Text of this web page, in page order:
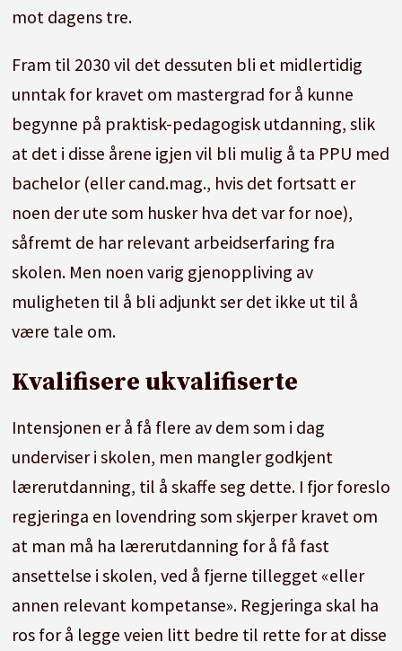
mot dagens tre.
Fram til 2030 vil det dessuten bli et midlertidig
unntak for kravet om mastergrad for å kunne
begynne på praktisk-pedagogisk utdanning, slik
at det i disse årene igjen vil bli mulig å ta PPU med
bachelor (eller cand.mag., hvis det fortsatt er
noen der ute som husker hva det var for noe),
såfremt de har relevant arbeidserfaring fra
skolen. Men noen varig gjenoppliving av
muligheten til å bli adjunkt ser det ikke ut til å
være tale om.
Kvalifisere ukvalifiserte
Intensjonen er å få flere av dem som i dag
underviser i skolen, men mangler godkjent
lærerutdanning, til å skaffe seg dette. I fjor foreslo
regjeringa en lovendring som skjerper kravet om
at man må ha lærerutdanning for å få fast
ansettelse i skolen, ved å fjerne tillegget «eller
annen relevant kompetanse». Regjeringa skal ha
ros for å legge veien litt bedre til rette for at disse